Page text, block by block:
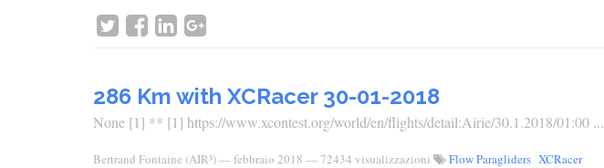
286 Km with XCRacer 30-01-2018
None [1] ** [1] https://www.xcontest.org/world/en/flights/detail:Airie/30.1.2018/01:00 ...
Bertrand Fontaine (AIR³)—febbraio 2018 — 72434 visualizzazioni Flow Paragliders XCRacer